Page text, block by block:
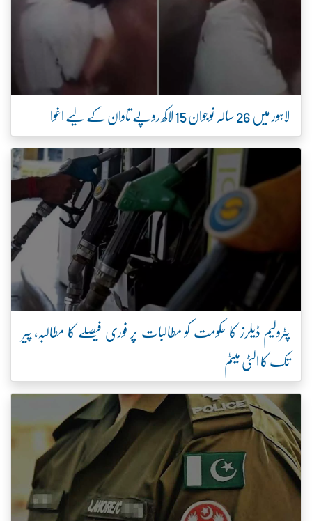
لاہور میں 26 سالہ نوجوان 15 لاکھ روپے تاوان کے لیے اغوا
پٹرولیم ڈیلرز کا حکومت کو مطالبات پر فوری فیصلے کا مطالبہ، پیر
تک کا الٹی میٹم